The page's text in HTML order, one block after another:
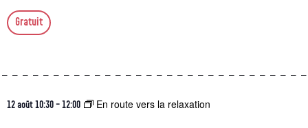
Gratuit
12 août 10:30-12:00 En route vers la relaxation